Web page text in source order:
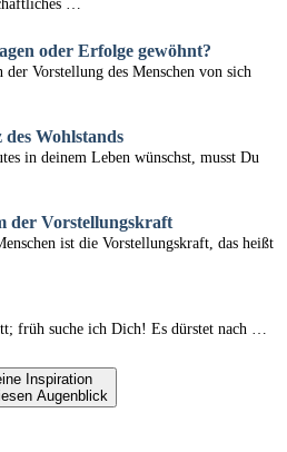
…
oder Erfolge gewöhnt?
Vorstellung des Menschen von sich
des Wohlstands
in deinem Leben wünschst, musst Du
der Vorstellungskraft
ist die Vorstellungskraft, das heißt
früh suche ich Dich! Es dürstet nach …
Inspiration
Augenblick